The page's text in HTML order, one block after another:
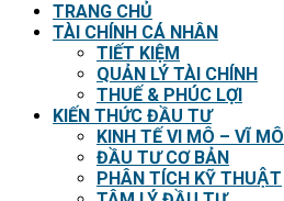
TRANG CHỦ
TÀI CHÍNH CÁ NHÂN
TIẾT KIỆM
QUẢN LÝ TÀI CHÍNH
THUẾ & PHÚC LỢI
KIẾN THỨC ĐẦU TƯ
KINH TẾ VI MÔ – VĨ MÔ
ĐẦU TƯ CƠ BẢN
PHÂN TÍCH KỸ THUẬT